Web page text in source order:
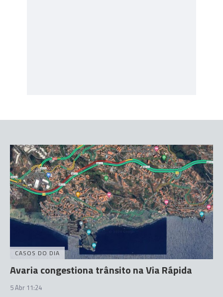
CASOS DO DIA
Avaria congestiona trânsito na Via Rápida
5 Abr 11:24